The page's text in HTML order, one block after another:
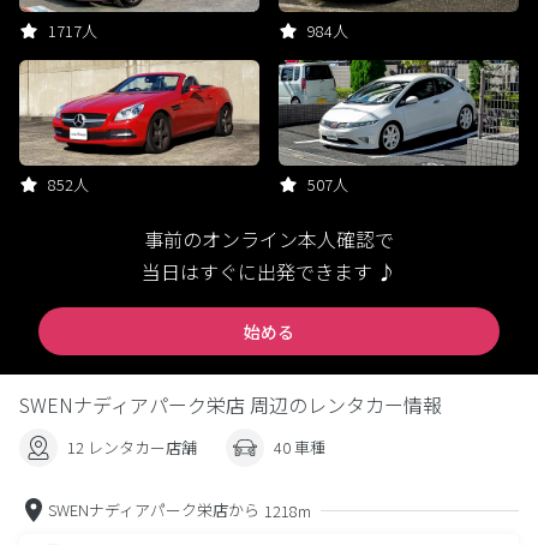
1717人 984人
852人 507人
事前のオンライン本人確認で
当日はすぐに出発できます ♪
始める
SWENナディアパーク栄店 周辺のレンタカー情報
12 レンタカー店舗 40 車種
SWENナディアパーク栄店から 1218m